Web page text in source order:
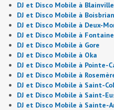
DJ et Disco Mobile à Blainville
DJ et Disco Mobile à
DJ et Disco Mobile à Deux-
DJ et Disco Mobile à
DJ et Disco Mobile à Gore
DJ et Disco Mobile à Oka
DJ et Disco Mobile à Pointe-
DJ et Disco Mobile à
DJ et Disco Mobile à Saint-
DJ et Disco Mobile à Saint-
DJ et Disco Mobile à Sainte-